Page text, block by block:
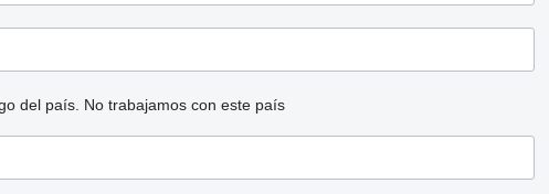
del país. No trabajamos con este país